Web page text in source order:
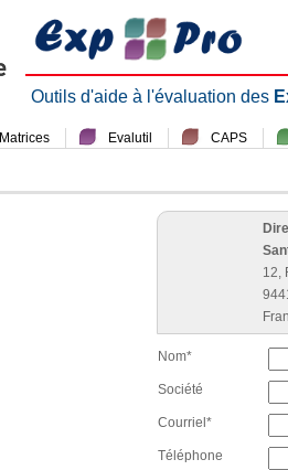
Outils d'aide à l'évaluation des
Matrices Evalutil CAPS
12,
Nom*
Société
Courriel*
Téléphone